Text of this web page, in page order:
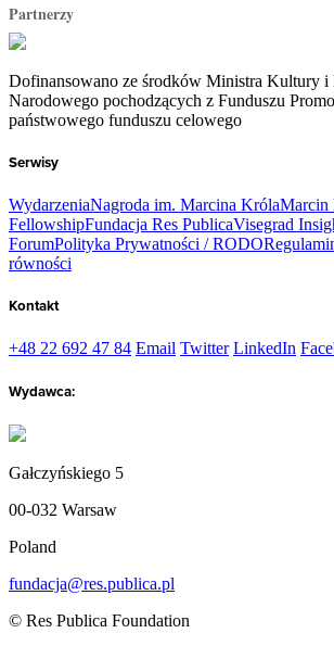
Partnerzy
Dofinansowano ze środków Ministra Kultury i
Narodowego pochodzących z Funduszu
państwowego funduszu celowego
Serwisy
WydarzeniaNagroda im. Marcina KrólaMarcin
FellowshipFundacja Res PublicaVisegrad
ForumPolityka Prywatności / RODO
równości
Kontakt
+48 22 692 47 84 Email Twitter LinkedIn
Wydawca:
Gałczyńskiego 5
00-032 Warsaw
Poland
fundacja@res.publica.pl
© Res Publica Foundation